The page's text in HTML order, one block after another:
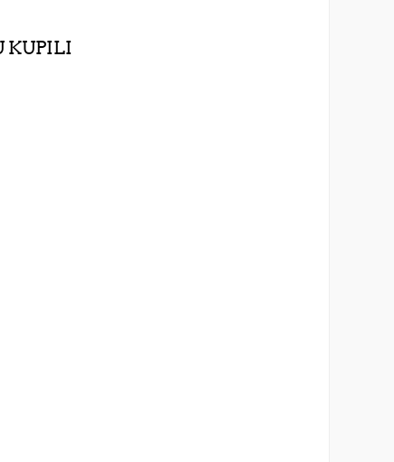
KUPILI